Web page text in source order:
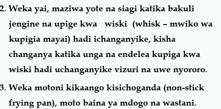
Weka yai, maziwa yote na siagi katika bakuli
jengine na upige kwa wiski (whisk – mwiko wa
kupigia mayai) hadi ichanganyike, kisha
changanya katika unga na endelea kupiga kwa
wiski hadi uchanganyike vizuri na uwe nyororo.
Weka motoni kikaango kisichoganda (non-stick
frying pan), moto baina ya mdogo na wastani.